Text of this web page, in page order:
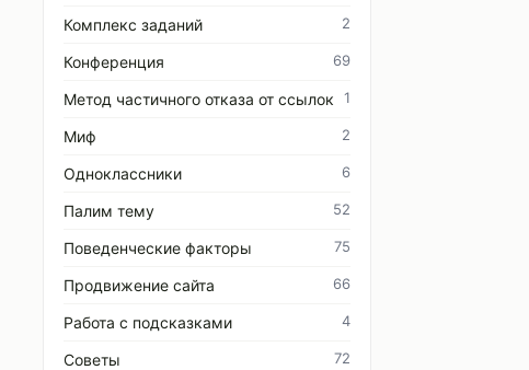
Комплекс заданий 2
Конференция 69
Метод частичного отказа от ссылок 1
Миф 2
Одноклассники 6
Палим тему 52
Поведенческие факторы 75
Продвижение сайта 66
Работа с подсказками 4
Советы 72